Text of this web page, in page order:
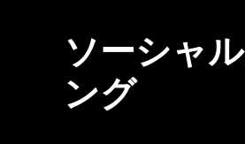
ソーシャ
ング